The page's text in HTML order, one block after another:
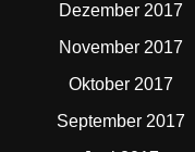
Dezember 2017
November 2017
Oktober 2017
September 2017